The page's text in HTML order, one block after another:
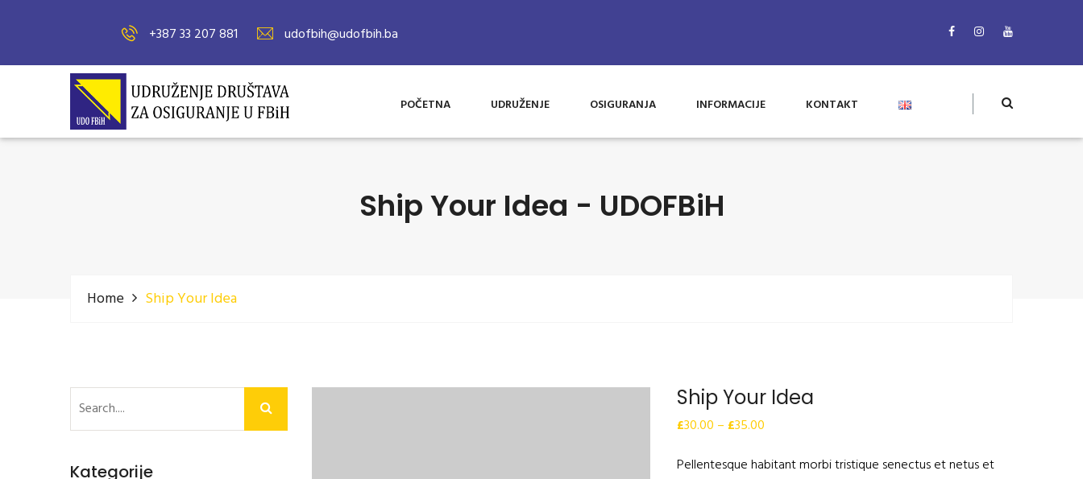
+387 33 207 881 udofbih@udofbih.ba
POČETNA UDRUŽENJE OSIGURANJA INFORMACIJE KONTAKT
Ship Your Idea - UDOFBiH
Home Ship Your Idea
Kategorije
Ship Your Idea
£30.00 – £35.00
Pellentesque habitant morbi tristique senectus et netus et